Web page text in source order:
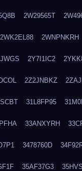
2W29565T
2WK2EL88 2WNPNKRH
2Y7I1IC2
2Z2JNBKZ
31L8FP95
33ANXYRH
3478760D
35AF37G3